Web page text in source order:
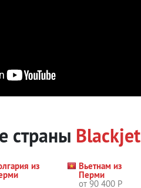
страны Blackjet
из Вьетнам из
Перми
от 90 400 Р